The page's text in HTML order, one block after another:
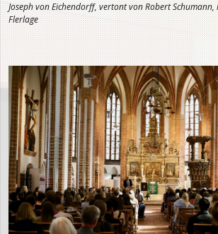
Joseph von Eichendorff, vertont von Robert
Flerlage